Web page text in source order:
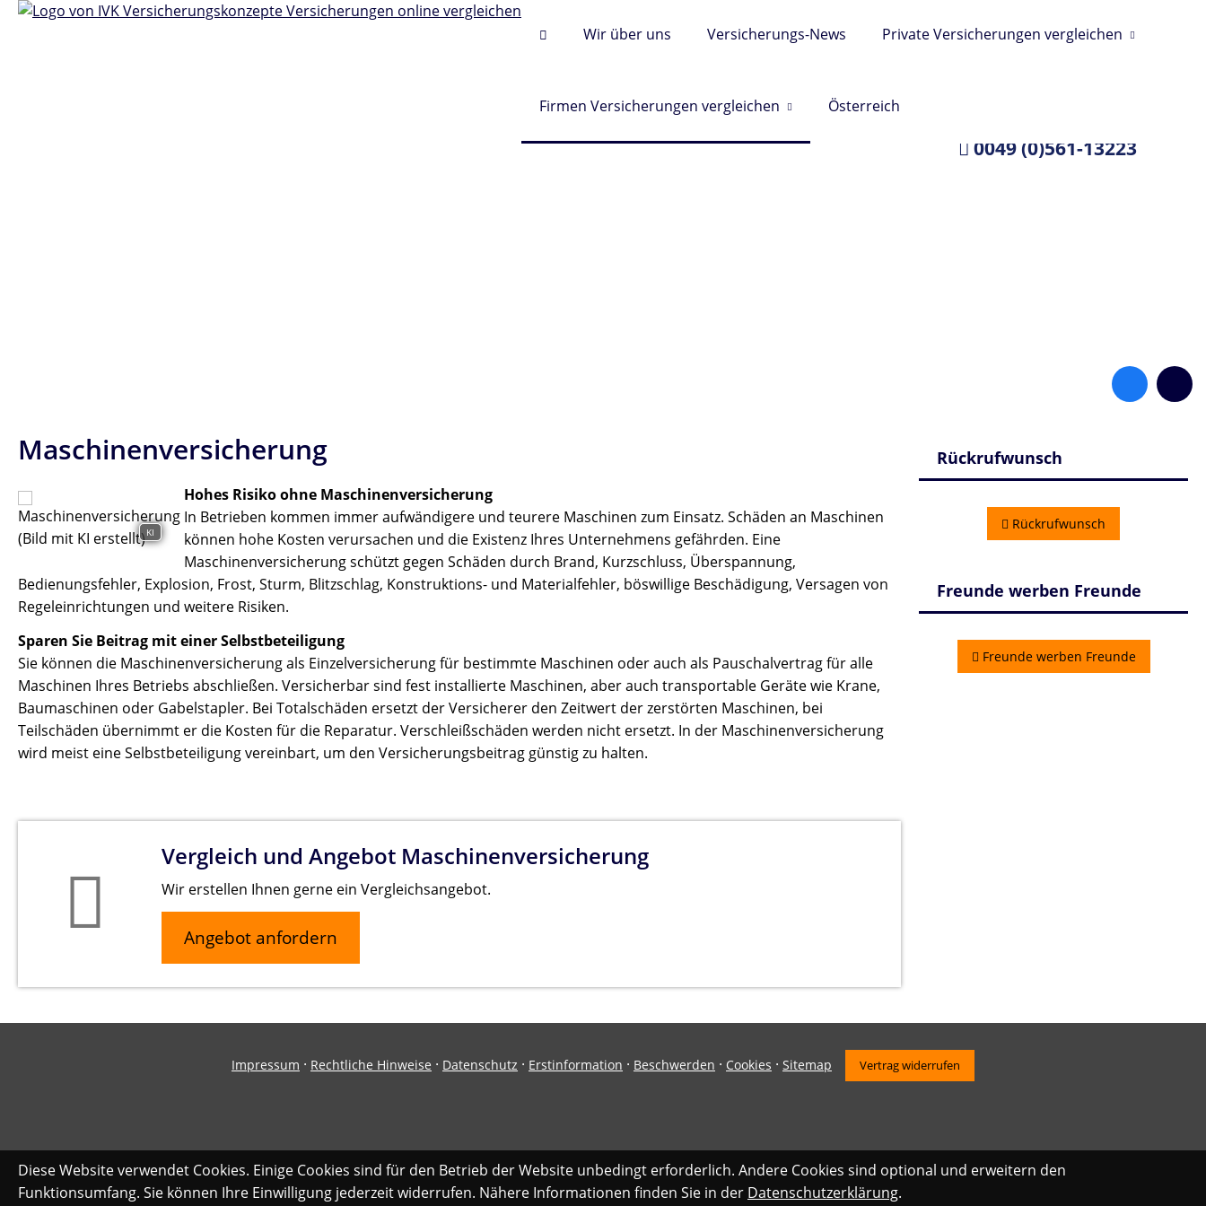
Wir über uns Versicherungs-News Private Versicherungen vergleichen
Firmen Versicherungen vergleichen Österreich
0049 (0)561-13223
Rückrufwunsch
Rückrufwunsch
Freunde werben Freunde
Freunde werben Freunde
Maschinenversicherung
KI
Hohes Risiko ohne Maschinenversicherung
In Betrieben kommen immer aufwändigere und teurere Maschinen zum Einsatz. Schäden an Maschinen
können hohe Kosten verursachen und die Existenz Ihres Unternehmens gefährden. Eine
Maschinenversicherung schützt gegen Schäden durch Brand, Kurzschluss, Überspannung,
Bedienungsfehler, Explosion, Frost, Sturm, Blitzschlag, Konstruktions- und Materialfehler, böswillige Beschädigung, Versagen von
Regeleinrichtungen und weitere Risiken.
Sparen Sie Beitrag mit einer Selbstbeteiligung
Sie können die Maschinenversicherung als Einzelversicherung für bestimmte Maschinen oder auch als Pauschalvertrag für alle
Maschinen Ihres Betriebs abschließen. Versicherbar sind fest installierte Maschinen, aber auch transportable Geräte wie Krane,
Baumaschinen oder Gabelstapler. Bei Totalschäden ersetzt der Versicherer den Zeitwert der zerstörten Maschinen, bei
Teilschäden übernimmt er die Kosten für die Reparatur. Verschleißschäden werden nicht ersetzt. In der Maschinenversicherung
wird meist eine Selbstbeteiligung vereinbart, um den Versicherungsbeitrag günstig zu halten.
Vergleich und Angebot Maschinenversicherung
Wir erstellen Ihnen gerne ein Vergleichsangebot.
Angebot anfordern
Impressum · Rechtliche Hinweise · Datenschutz · Erstinformation · Beschwerden · Cookies · Sitemap Vertrag widerrufen
Diese Website verwendet Cookies. Einige Cookies sind für den Betrieb der Website unbedingt erforderlich. Andere Cookies sind optional und erweitern den
Funktionsumfang. Sie können Ihre Einwilligung jederzeit widerrufen. Nähere Informationen finden Sie in der Datenschutzerklärung.